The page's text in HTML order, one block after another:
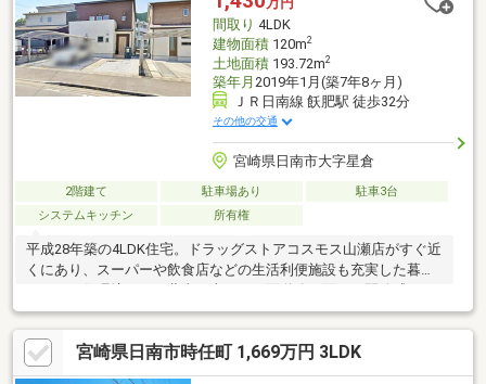
間取り 4LDK
建物面積120m2
土地面積193.72m2
築年月 2019年1月(築7年8ヶ月)
ＪＲ日南線 飫肥駅 徒歩32分
その他の交通
宮崎県日南市大字星倉
2階建て 駐車場あり
駐車3台
システムキッチン
所有権
平成28年築の4LDK住宅。ドラッグストアコスモス山瀬店がすぐ近
くにあり、スーパーや飲食店などの生活利便施設も充実した暮ら
る敷地で、陽当たりや風通しも良好。土地面積は193.72㎡（約
58.60坪）、建物面積120㎡のゆとりある住まいです。駐車スペー
スは並列3台分を確保しており、うち2台分はカーポート付きで雨
の日の乗り降りも快適。各居室の広さを確保した使い勝手の良い
宮崎県日南市時任町 1,669万円 3LDK